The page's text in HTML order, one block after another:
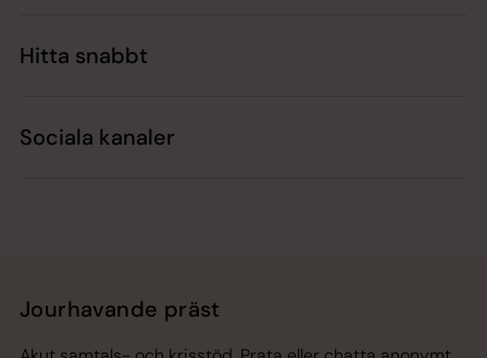
Hitta snabbt
Sociala kanaler
Jourhavande präst